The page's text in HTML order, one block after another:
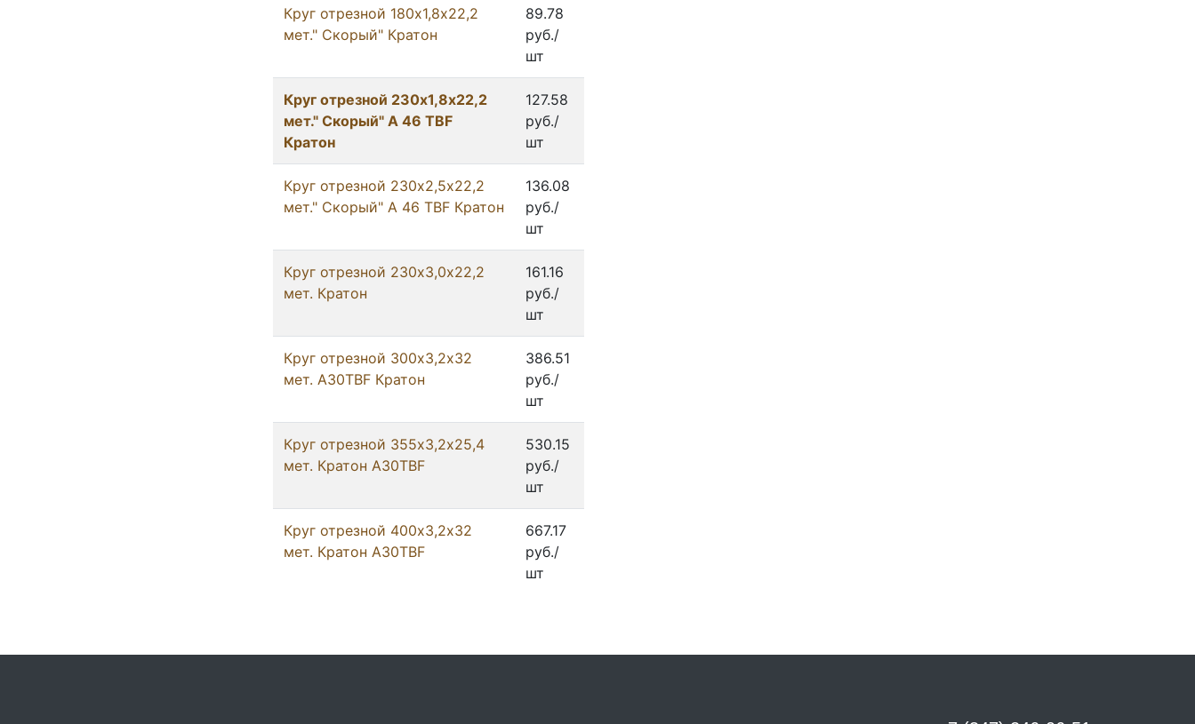
Круг отрезнoй 180х1,8х22,2
мет." Скорый" Кратон
89.78
руб./
шт
Круг отрезнoй 230х1,8х22,2
мет." Скорый" А 46 TBF
Кратон
127.58
руб./
шт
Круг отрезнoй 230х2,5х22,2
мет." Скорый" А 46 TBF Кратон
136.08
руб./
шт
Круг отрезнoй 230х3,0х22,2
мет. Кратон
161.16
руб./
шт
Круг отрезнoй 300х3,2х32
мет. A30TBF Кратон
386.51
руб./
шт
Круг отрезнoй 355х3,2х25,4
мет. Кратон A30TBF
530.15
руб./
шт
Круг отрезнoй 400х3,2х32
мет. Кратон A30TBF
667.17
руб./
шт